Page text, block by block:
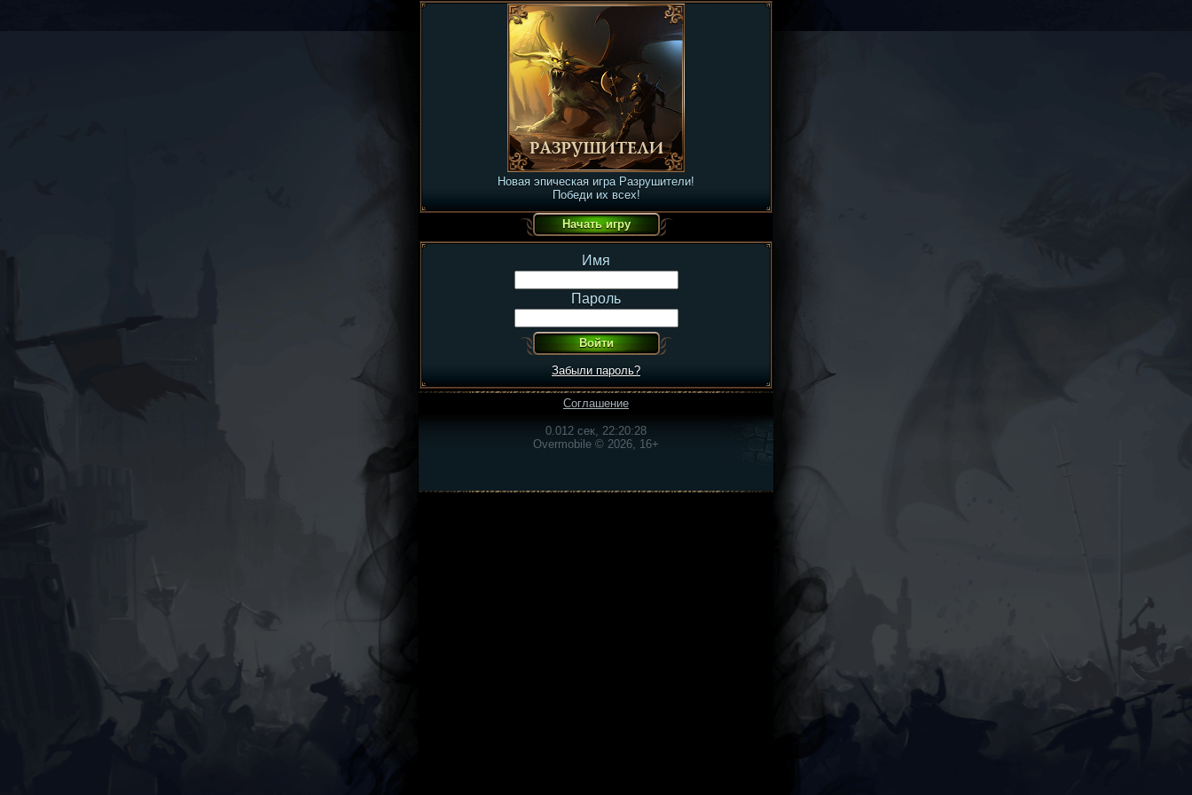
Новая эпическая игра Разрушители!
Победи их всех!
Имя
Пароль
Забыли пароль?
Соглашение
0.012 сек, 22:20:28
Overmobile © 2026, 16+